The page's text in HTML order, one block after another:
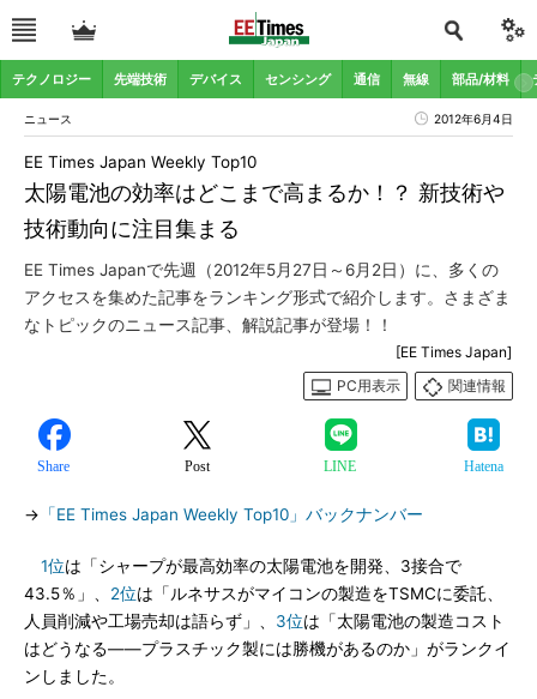
テクノロジー 先端技術 デバイス センシング 通信 無線 部品/材料
ニュース 2012年6月4日
太陽電池の効率はどこまで高まるか！？ 新技術や
技術動向に注目集まる
EE Times Japan Weekly Top10
EE Times Japanで先週（2012年5月27日～6月2日）に、多くの
アクセスを集めた記事をランキング形式で紹介します。さまざま
なトピックのニュース記事、解説記事が登場！！
[EE Times Japan]
PC用表示
関連情報
Share Post LINE Hatena
→ 「EE Times Japan Weekly Top10」バックナンバー
1位は「シャープが最高効率の太陽電池を開発、3接合で
43.5％」、 2位は「ルネサスがマイコンの製造をTSMCに委託、
人員削減や工場売却は語らず」、 3位は「太陽電池の製造コスト
はどうなる――プラスチック製には勝機があるのか」がランクイ
ンしました。